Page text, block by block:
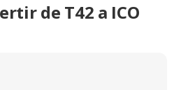
de T42 a ICO